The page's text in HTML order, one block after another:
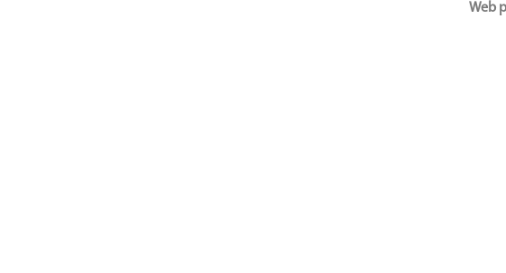
Web